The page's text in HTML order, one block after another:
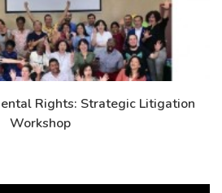
Rights: Strategic Litigation
Workshop